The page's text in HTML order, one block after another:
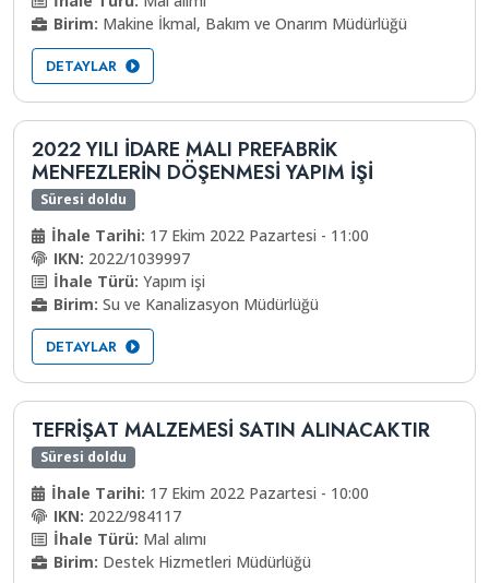
Birim: Makine İkmal, Bakım ve Onarım Müdürlüğü
DETAYLAR
2022 YILI İDARE MALI PREFABRİK
MENFEZLERİN DÖŞENMESİ YAPIM İŞİ
Süresi doldu
İhale Tarihi: 17 Ekim 2022 Pazartesi - 11:00
IKN: 2022/1039997
İhale Türü: Yapım işi
Birim: Su ve Kanalizasyon Müdürlüğü
DETAYLAR
TEFRİŞAT MALZEMESİ SATIN ALINACAKTIR
Süresi doldu
İhale Tarihi: 17 Ekim 2022 Pazartesi - 10:00
IKN: 2022/984117
İhale Türü: Mal alımı
Birim: Destek Hizmetleri Müdürlüğü